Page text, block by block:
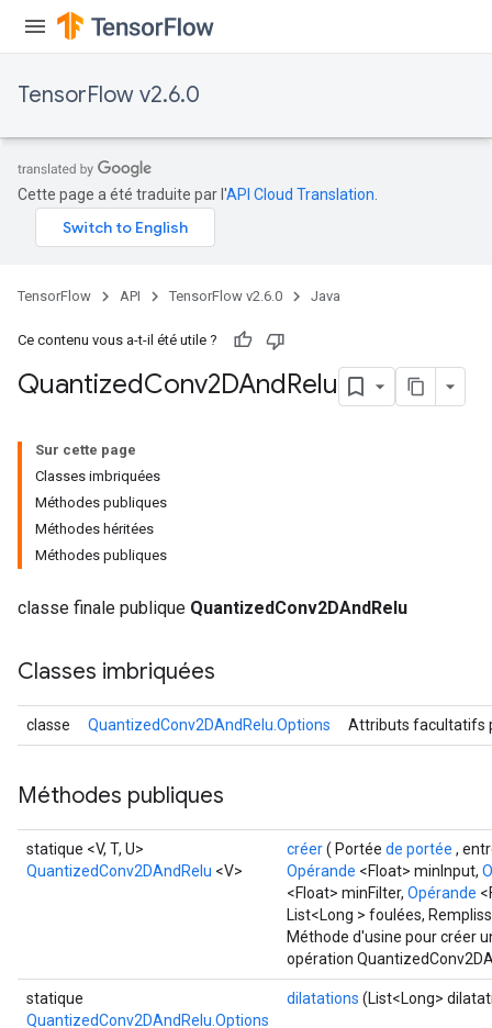
TensorFlow v2.6.0
Cette page a été traduite par l'API Cloud Translation
TensorFlow API TensorFlow v2.6.0 Java
Ce contenu vous a-t-il été utile ?
QuantizedConv2DAndRelu
Sur cette page
Classes imbriquées
Méthodes publiques
Méthodes héritées
Méthodes publiques
classe finale publique QuantizedConv2DAndRelu
Classes imbriquées
classe QuantizedConv2DAndRelu.Options Attributs facultatifs
Méthodes publiques
statique <V, T, U>
QuantizedConv2DAndRelu <V>
créer( Portée de portée ,
Opérande <Float> minInput,
<Float> minFilter, Opérande
List<Long > foulées,
Méthode d'usine pour créer
opération
statique
QuantizedConv2DAndRelu.Options
dilatations (List<Long>